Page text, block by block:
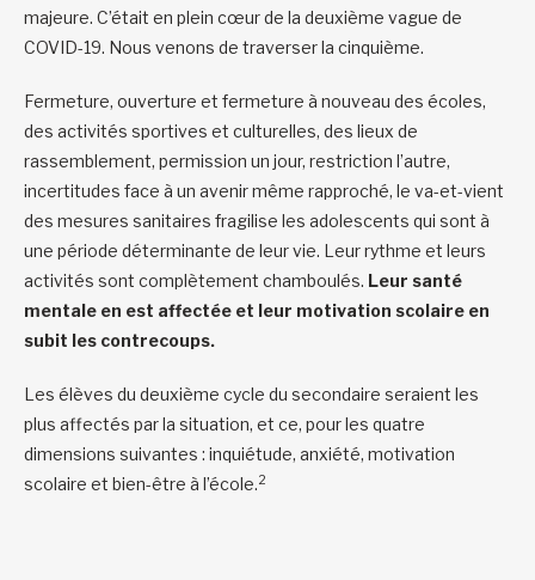
majeure. C’était en plein cœur de la deuxième vague de
COVID-19. Nous venons de traverser la cinquième.
Fermeture, ouverture et fermeture à nouveau des écoles,
des activités sportives et culturelles, des lieux de
rassemblement, permission un jour, restriction l’autre,
incertitudes face à un avenir même rapproché, le va-et-vient
des mesures sanitaires fragilise les adolescents qui sont à
une période déterminante de leur vie. Leur rythme et leurs
activités sont complètement chamboulés. Leur santé
mentale en est affectée et leur motivation scolaire en
subit les contrecoups.
Les élèves du deuxième cycle du secondaire seraient les
plus affectés par la situation, et ce, pour les quatre
dimensions suivantes : inquiétude, anxiété, motivation
scolaire et bien-être à l’école.2